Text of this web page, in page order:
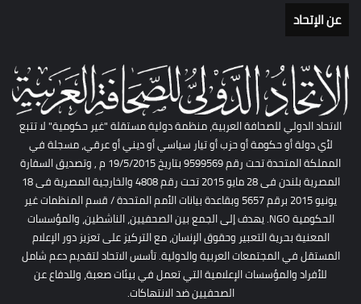
عن الإتحاد
الاتحاد الدولي للصحافة العربية، منظمة دولية مستقلة "غير حكومية" لا تتبع
لأي دولة أو حكومة أو حزب أو تيار سياسي أو ديني أو عرقي، مسجلة في
المملكة المتحدة تحت رقم 9599569 بتاريخ 19/5/2015 م , وتصديق السفارة
المصرية بلندن فى 28 مايو 2015 تحت رقم 4808 والخارجية المصرية فى 18
يونيو 2015 برقم 5657 وبقاعدة بيانات الأمم المتحدة / قسم المنظمات غير
الحكومية NGO. يهدف إلى الجمع بين الصحفيين، الناشطين، والمؤسسات
المعنية بحرية التعبير وحقوق الإنسان، مع التركيز على تعزيز دور الإعلام
المستقل في المجتمعات العربية والدولية. تأسس الاتحاد لتقديم دعم شامل
للأفراد والمؤسسات الإعلامية التي تعمل في بيئات صعبة، وللدفاع عن
الصحفيين ضد الانتهاكات.